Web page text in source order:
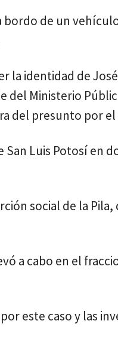
de un
la identidad de
Ministerio
del presunto por
San Luis Potosí en
social de la
a cabo en el
este caso y las